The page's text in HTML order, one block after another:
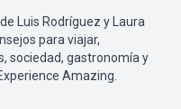
Luis Rodríguez y Laura
para viajar,
sociedad, gastronomía y
Amazing.